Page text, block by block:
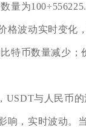
量为
格波动实时变化
特币数量减少；
USDT与人民币
响，实时波动。